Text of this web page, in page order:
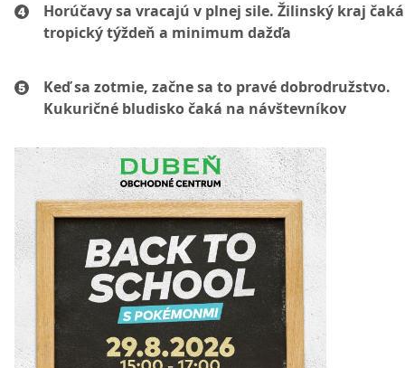
Horúčavy sa vracajú v plnej sile. Žilinský kraj čaká
tropický týždeň a minimum dažďa
Keď sa zotmie, začne sa to pravé dobrodružstvo.
Kukuričné bludisko čaká na návštevníkov